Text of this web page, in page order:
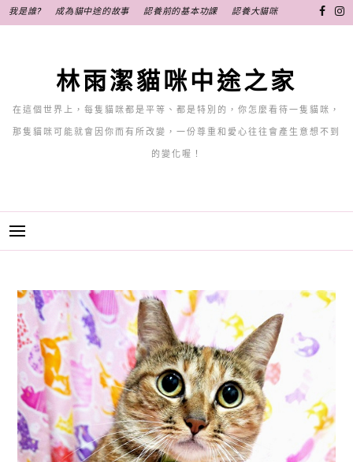
至
我是誰? 成為貓中途的故事 認養前的基本功課 認養大貓咪
林雨潔貓咪中途之家
在這個世界上，每隻貓咪都是平等、都是特別的，你怎麼看待一隻貓咪，
那隻貓咪可能就會因你而有所改變，一份尊重和愛心往往會產生意想不到
的變化喔！